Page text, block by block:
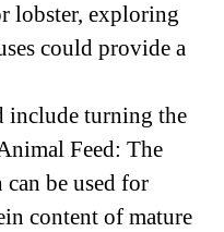
lobster, exploring
could provide a
include turning the
Feed: The
be used for
content of mature